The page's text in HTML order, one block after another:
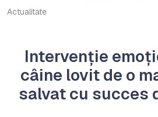
Actualitate
Intervenție
câine lovit de o
salvat cu succes